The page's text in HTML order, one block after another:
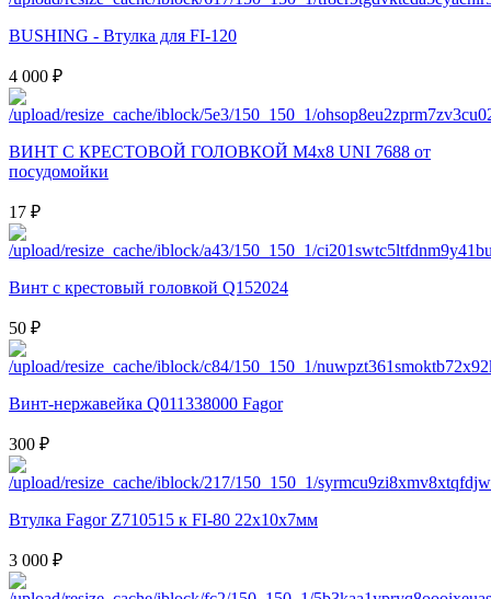
BUSHING - Втулка для FI-120
4 000 ₽
ВИНТ С КРЕСТОВОЙ ГОЛОВКОЙ M4x8 UNI 7688 от
посудомойки
17 ₽
Винт с крестовый головкой Q152024
50 ₽
Винт-нержавейка Q011338000 Fagor
300 ₽
Втулка Fagor Z710515 к FI-80 22х10х7мм
3 000 ₽